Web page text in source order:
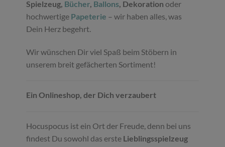
Spielzeug, Bücher, Ballons, Dekoration oder
hochwertige Papeterie – wir haben alles, was
Dein Herz begehrt.
Wir wünschen Dir viel Spaß beim Stöbern in
unserem breit gefächerten Sortiment!
Ein Onlineshop, der Dich verzaubert
Hocuspocus ist ein Ort der Freude, denn bei uns
findest Du sowohl das erste Lieblingsspielzeug